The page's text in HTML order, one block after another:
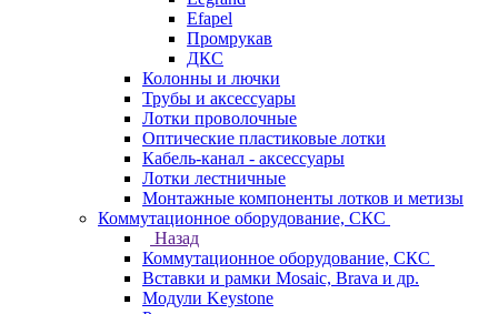
Efapel
Промрукав
ДКС
Колонны и лючки
Трубы и аксессуары
Лотки проволочные
Оптические пластиковые лотки
Кабель-канал - аксессуары
Лотки лестничные
Монтажные компоненты лотков и метизы
Коммутационное оборудование, СКС
Назад
Коммутационное оборудование, СКС
Вставки и рамки Mosaic, Brava и др.
Модули Keystone